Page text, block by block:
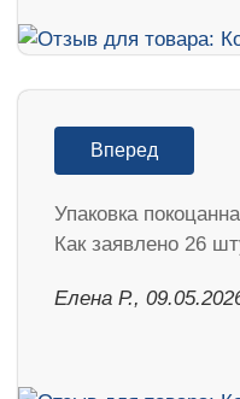
Вперед
Упаковка
Как заявлено 26
Елена Р.,